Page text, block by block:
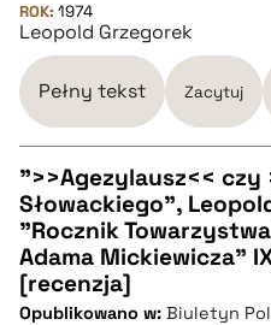
pobierz cytat
BIBTEX
ROK: 1974
Leopold Grzegorek
Pełny tekst Zacytuj
CZYSTY TEKST
pobierz cytat
">>Agezylausz<< czy
Słowackiego",
"Rocznik
Adama Mickiewicza"
[recenzja]
Opublikowano w: Biuletyn